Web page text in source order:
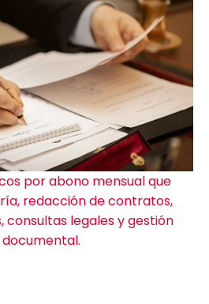
por abono mensual que
redacción de contratos,
consultas legales y gestión
documental.